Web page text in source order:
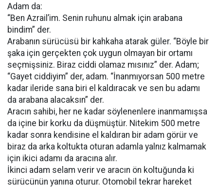
Adam da:
“Ben Azrail’im. Senin ruhunu almak için arabana
bindim” der.
Arabanın sürücüsü bir kahkaha atarak güler. “Böyle bir
şaka için gerçekten çok uygun olmayan bir ortamı
seçmişsiniz. Biraz ciddi olamaz mısınız” der. Adam;
“Gayet ciddiyim” der, adam. “İnanmıyorsan 500 metre
kadar ileride sana biri el kaldıracak ve sen bu adamı
da arabana alacaksın” der.
Aracın sahibi, her ne kadar söylenenlere inanmamışsa
da içine bir korku da düşmüştür. Nitekim 500 metre
kadar sonra kendisine el kaldıran bir adam görür ve
biraz da arka koltukta oturan adamla yalnız kalmamak
için ikici adamı da aracına alır.
İkinci adam selam verir ve aracın ön koltuğunda ki
sürücünün yanına oturur. Otomobil tekrar hareket